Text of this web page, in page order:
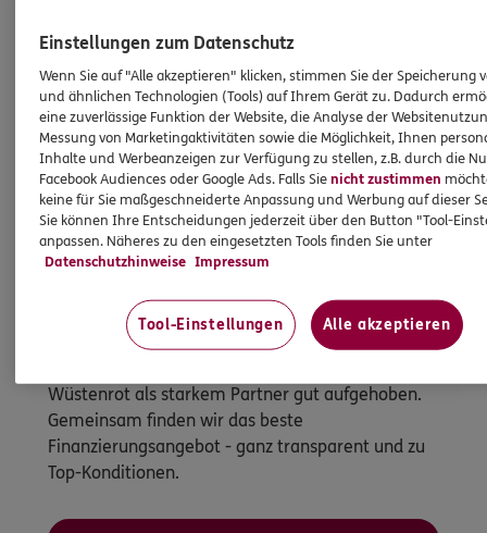
Immobilienfinanzierung
So werden Wohnträume Wirklichkeit
Ganz egal, ob Sie kaufen, bauen oder
Wüstenrot als starkem Partner gut aufgehoben.
Gemeinsam finden wir das beste
Finanzierungsangebot - ganz transparent und zu
Top-Konditionen.
Einstellungen zum Datenschutz
Wenn Sie auf "Alle akzeptieren" klicken, stimmen Sie der Speicherung
und ähnlichen Technologien (Tools) auf Ihrem Gerät zu. Dadurch
eine zuverlässige Funktion der Website, die Analyse der
Messung von Marketingaktivitäten sowie die Möglichkeit, Ihnen
Inhalte und Werbeanzeigen zur Verfügung zu stellen, z.B. durch die
Facebook Audiences oder Google Ads. Falls Sienicht zustimmen
keine für Sie maßgeschneiderte Anpassung und Werbung auf dieser
Sie können Ihre Entscheidungen jederzeit über den Button "Tool-
anpassen. Näheres zu den eingesetzten Tools finden Sie unter
Datenschutzhinweise Impressum
Tool-Einstellungen Alle akzeptieren